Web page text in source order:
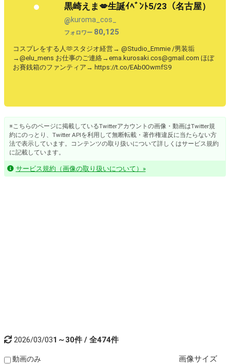
黒崎えま💋生誕ｲﾍﾞﾝﾄ5/23（名古屋）
@kuroma_cos_
フォロワー 80,125
コスプレをする人🫶スタジオ経営→ @Studio_Emmie /男装垢
→@elu_mens お仕事のご連絡→ema.kurosaki.cos@gmail.com ほぼ
お賽銭箱のファンティア→ https://t.co/EAb0OwmfS9
※こちらのページに掲載しているTwitterアカウントの画像・動画はTwitter規
約にのっとり、Twitter APIを利用して無断転載・著作権違反に当たらない方
法で表示しています。コンテンツの取り扱いについて詳しくはサービス規約
に記載しています。
サービス規約（画像の取り扱いについて）»
2026/03/031～30件 / 全474件
動画のみ 画像サイズ